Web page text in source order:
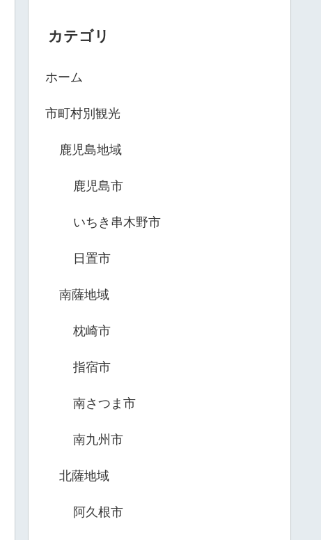
カテゴリ
ホーム
市町村別観光
鹿児島地域
鹿児島市
いちき串木野市
日置市
南薩地域
枕崎市
指宿市
南さつま市
南九州市
北薩地域
阿久根市